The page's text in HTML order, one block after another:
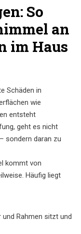
So
an
im Haus
Schäden in
wie
entsteht
, geht es nicht
sondern daran zu
kommt von
Häufig liegt
Rahmen sitzt und